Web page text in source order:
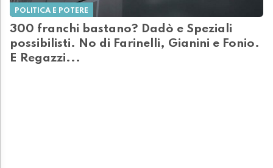
POLITICA E POTERE
300 franchi bastano? Dadò e Speziali
possibilisti. No di Farinelli, Gianini e Fonio.
E Regazzi...